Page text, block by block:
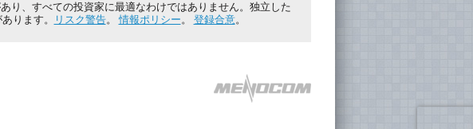
り、すべての投資家に最適なわけではありません。独立した
ります。
リスク警告。情報ポリシー。 登録合意。